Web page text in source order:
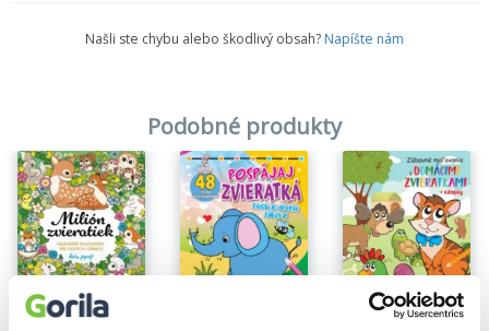
Našli ste chybu alebo škodlivý obsah? Napíšte nám
Podobné produkty
Na sklade